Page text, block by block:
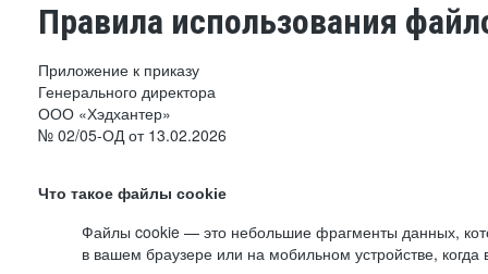
Правила использования
Приложение к приказу
Генерального директора
ООО «Хэдхантер»
№ 02/05-ОД от 13.02.2026
Что такое файлы cookie
Файлы cookie — это небольшие фрагменты данных,
в вашем браузере или на мобильном устройстве,